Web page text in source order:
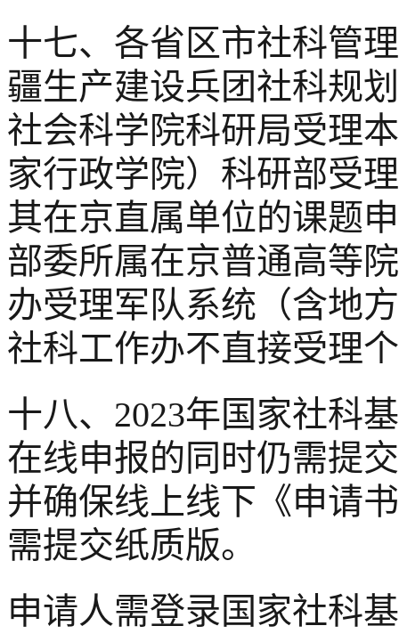
十七、各省区市社科管
疆生产建设兵团社科规
社会科学院科研局受理
家行政学院）科研部受
其在京直属单位的课题
部委所属在京普通高等
办受理军队系统（含地
社科工作办不直接受理
十八、2023年国家社科
在线申报的同时仍需提
并确保线上线下《申请
需提交纸质版。
申请人需登录国家社科